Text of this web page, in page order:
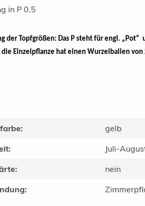
in P 0,5
der Topfgrößen: Das P steht für engl. „Pot“
Einzelpflanze hat einen Wurzelballen von
gelb
Juli-
nein